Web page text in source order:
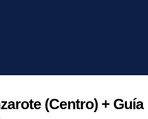
(Centro) + Guía